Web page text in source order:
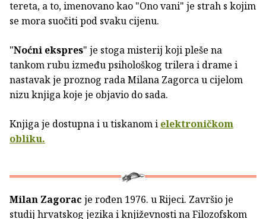
tereta, a to, imenovano kao "Ono vani" je strah s kojim
se mora suočiti pod svaku cijenu.
"Noćni ekspres" je stoga misterij koji pleše na
tankom rubu između psihološkog trilera i drame i
nastavak je proznog rada Milana Zagorca u cijelom
nizu knjiga koje je objavio do sada.
Knjiga je dostupna i u tiskanom i elektroničkom
obliku.
Milan Zagorac je rođen 1976. u Rijeci. Završio je
studij hrvatskog jezika i književnosti na Filozofskom